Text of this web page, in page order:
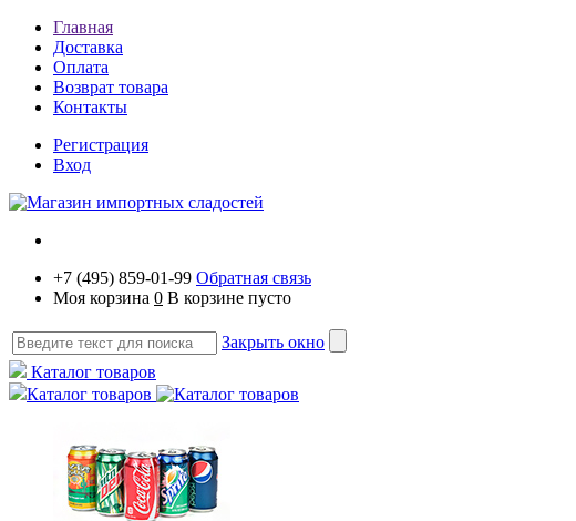
Главная
Доставка
Оплата
Возврат товара
Контакты
Регистрация
Вход
+7 (495) 859-01-99 Обратная связь
Моя корзина 0 В корзине пусто
Закрыть окно
Каталог товаров
Каталог товаров